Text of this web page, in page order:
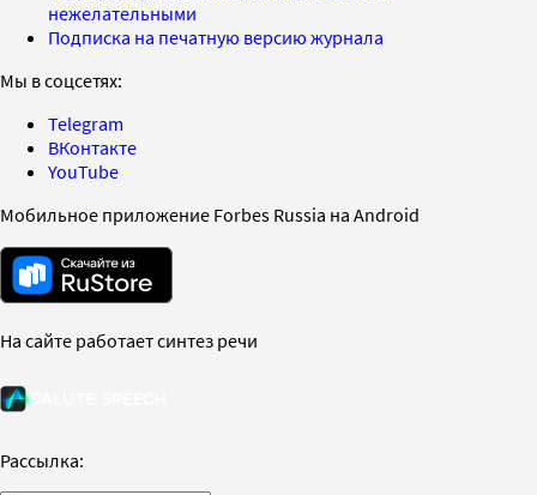
нежелательными
Подписка на печатную версию журнала
Мы в соцсетях:
Telegram
ВКонтакте
YouTube
Мобильное приложение Forbes Russia на Android
На сайте работает синтез речи
Рассылка: